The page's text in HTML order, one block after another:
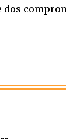
dos